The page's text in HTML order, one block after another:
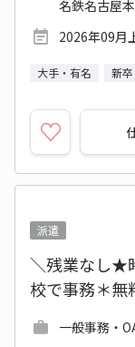
名鉄名古屋
2026年09月
大手・有名 新
派遣
＼残業なし★
校で事務＊無
一般事務・